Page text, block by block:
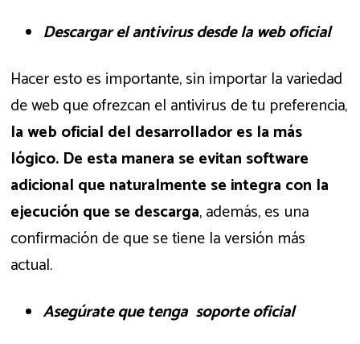
Descargar el antivirus desde la web oficial
Hacer esto es importante, sin importar la variedad
de web que ofrezcan el antivirus de tu preferencia,
la web oficial del desarrollador es la más
lógico. De esta manera se evitan software
adicional que naturalmente se integra con la
ejecución que se descarga, además, es una
confirmación de que se tiene la versión más
actual.
Asegúrate que tenga soporte oficial